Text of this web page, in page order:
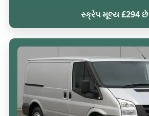
સ્ક્રેપ મૂલ્ય £294 છે